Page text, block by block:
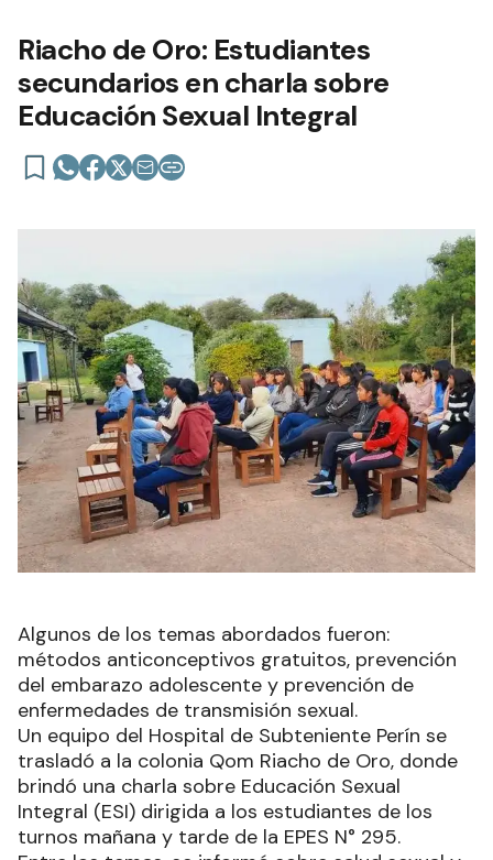
Riacho de Oro: Estudiantes
secundarios en charla sobre
Educación Sexual Integral
Algunos de los temas abordados fueron:
métodos anticonceptivos gratuitos, prevención
del embarazo adolescente y prevención de
enfermedades de transmisión sexual.
Un equipo del Hospital de Subteniente Perín se
trasladó a la colonia Qom Riacho de Oro, donde
brindó una charla sobre Educación Sexual
Integral (ESI) dirigida a los estudiantes de los
turnos mañana y tarde de la EPES N° 295.